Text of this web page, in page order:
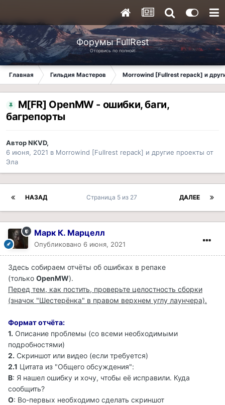
Форумы FullRest
Оторвись по полной!
Главная Гильдия Мастеров Morrowind [Fullrest repack] и
M[FR] OpenMW - ошибки, баги,
багрепорты
АвторNKVD,
6 июня, 2021 в Morrowind [Fullrest repack] и другие проекты от
Эла
НАЗАД ДАЛЕЕ
Страница 5 из 27
Марк К. Марцелл
Опубликовано 6 июня, 2021
Здесь собираем отчёты об ошибках в репаке
(только OpenMW).
Перед тем, как постить, проверьте целостность сборки
(значок "Шестерёнка" в правом верхнем углу лаунчера).
Формат отчёта:
1. Описание проблемы (со всеми необходимыми
подробностями)
2. Скриншот или видео (если требуется)
2.1 Цитата из "Общего обсуждения":
В: Я нашел ошибку и хочу, чтобы её исправили. Куда
сообщить?
О: Во-первых необходимо сделать скриншот